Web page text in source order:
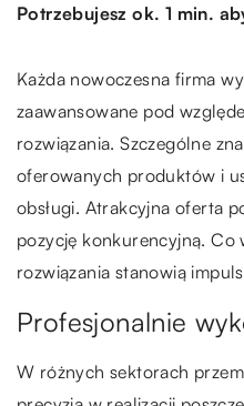
Potrzebujesz ok. 1 min.
Każda nowoczesna firma
zaawansowane pod
rozwiązania. Szczególne
oferowanych produktów i
obsługi. Atrakcyjna oferta
pozycję konkurencyjną. Co
rozwiązania stanowią
Profesjonalnie
W różnych sektorach